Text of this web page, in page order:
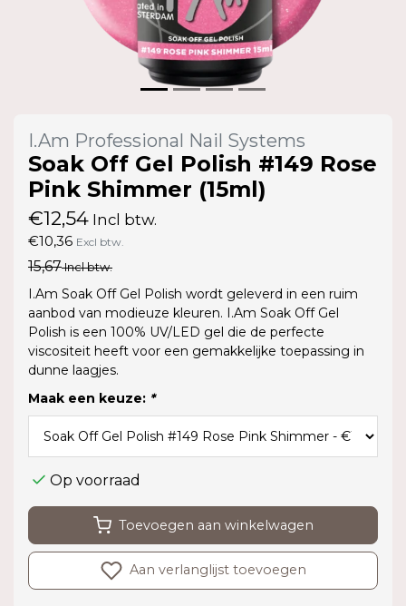
I.Am Professional Nail Systems
Soak Off Gel Polish #149 Rose
Pink Shimmer (15ml)
€12,54 Incl btw.
€10,36 Excl btw.
15,67Incl btw.
I.Am Soak Off Gel Polish wordt geleverd in een ruim
aanbod van modieuze kleuren. I.Am Soak Off Gel
Polish is een 100% UV/LED gel die de perfecte
viscositeit heeft voor een gemakkelijke toepassing in
dunne laagjes.
Maak een keuze: *
Op voorraad
Toevoegen aan winkelwagen
Aan verlanglijst toevoegen